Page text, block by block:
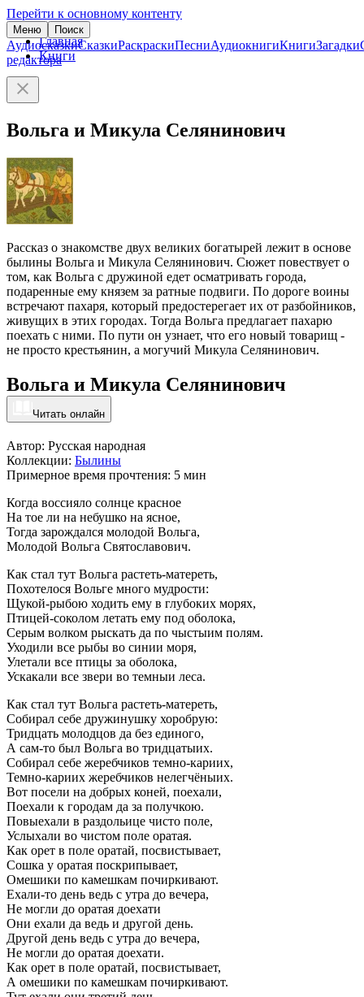
Перейти к основному контенту
Меню Поиск
АудиосказкиСказкиРаскраскиПесниАудиокнигиКнигиЗагадки
редактора
Главная
Книги
Вольга и Микула Селянинович
Рассказ о знакомстве двух великих богатырей лежит в основе
былины Вольга и Микула Селянинович. Сюжет повествует о
том, как Вольга с дружиной едет осматривать города,
подаренные ему князем за ратные подвиги. По дороге воины
встречают пахаря, который предостерегает их от разбойников,
живущих в этих городах. Тогда Вольга предлагает пахарю
поехать с ними. По пути он узнает, что его новый товарищ -
не просто крестьянин, а могучий Микула Селянинович.
Вольга и Микула Селянинович
Читать онлайн
Автор: Русская народная
Коллекции: Былины
Примерное время прочтения: 5 мин
Когда воссияло солнце красное
На тое ли на небушко на ясное,
Тогда зарождался молодой Вольга,
Молодой Вольга Святославович.
Как стал тут Вольга растеть-матереть,
Похотелося Вольге много мудрости:
Щукой-рыбою ходить ему в глубоких морях,
Птицей-соколом летать ему под оболока,
Серым волком рыскать да по чыстыим полям.
Уходили все рыбы во синии моря,
Улетали все птицы за оболока,
Ускакали все звери во темныи леса.
Как стал тут Вольга растеть-матереть,
Собирал себе дружинушку хоробрую:
Тридцать молодцов да без единого,
А сам-то был Вольга во тридцатыих.
Собирал себе жеребчиков темно-кариих,
Темно-кариих жеребчиков нелегчёныих.
Вот посели на добрых коней, поехали,
Поехали к городам да за получкою.
Повыехали в раздольице чисто поле,
Услыхали во чистом поле оратая.
Как орет в поле оратай, посвистывает,
Сошка у оратая поскрипывает,
Омешики по камешкам почиркивают.
Ехали-то день ведь с утра до вечера,
Не могли до оратая доехати
Они ехали да ведь и другой день.
Другой день ведь с утра до вечера,
Не могли до оратая доехати.
Как орет в поле оратай, посвистывает,
А омешики по камешкам почиркивают.